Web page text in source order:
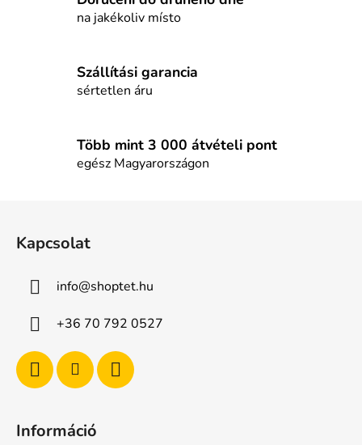
n
t
l
e
m
na jakékoliv místo
Szállítási garancia
sértetlen áru
Több mint 3 000 átvételi pont
egész Magyarországon
Kapcsolat
info@shoptet.hu
+36 70 792 0527
Információ